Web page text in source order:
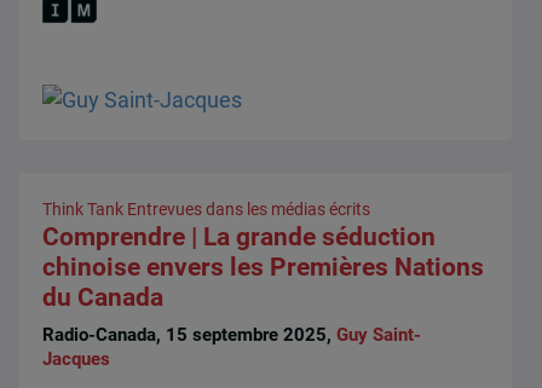
Think Tank Entrevues dans les médias écrits
Comprendre | La grande séduction
chinoise envers les Premières Nations
du Canada
Radio-Canada, 15 septembre 2025,Guy Saint-
Jacques